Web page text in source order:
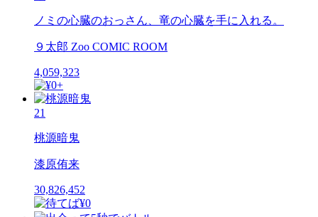
ノミの心臓のおっさん、竜の心臓を手に入れる。
９太郎 Zoo COMIC ROOM
4,059,323
21
桃源暗鬼
漆原侑来
30,826,452